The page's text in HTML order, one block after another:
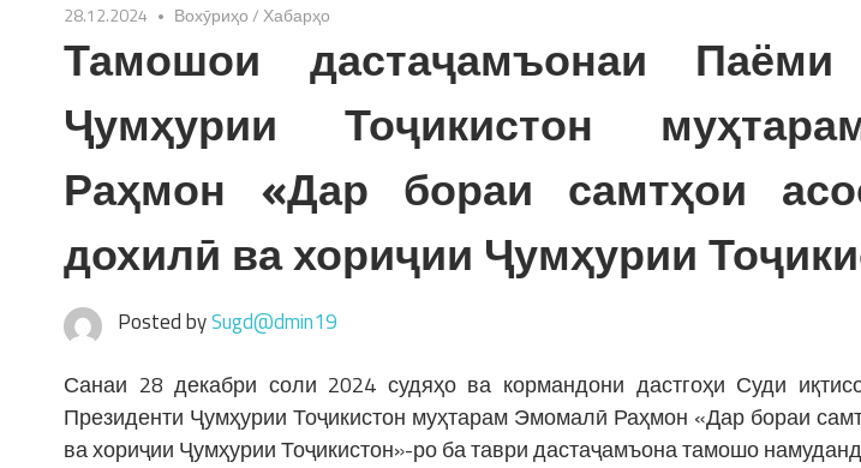
28.12.2024 Вохӯриҳо/Хабарҳо
Тамошои дастаҷамъонаи Паёми
Ҷумҳурии Тоҷикистон
Раҳмон «Дар бораи самтҳои
дохилӣ ва хориҷии Ҷумҳурии
Posted bySugd@dmin19
Санаи 28 декабри соли 2024 судяҳо ва кормандони дастгоҳи Суди
Президенти Ҷумҳурии Тоҷикистон муҳтарам Эмомалӣ Раҳмон «Дар бораи
ва хориҷии Ҷумҳурии Тоҷикистон»-ро ба таври дастаҷамъона тамошо